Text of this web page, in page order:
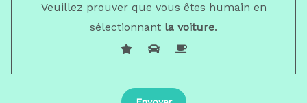
Veuillez prouver que vous êtes humain en
sélectionnant la voiture.